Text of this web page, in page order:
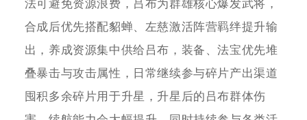
法可避免资源浪费，吕布为群雄核心爆发武将，
合成后优先搭配貂蝉、左慈激活阵营羁绊提升输
出，养成资源集中供给吕布，装备、法宝优先堆
叠暴击与攻击属性，日常继续参与碎片产出渠道
囤积多余碎片用于升星，升星后的吕布群体伤